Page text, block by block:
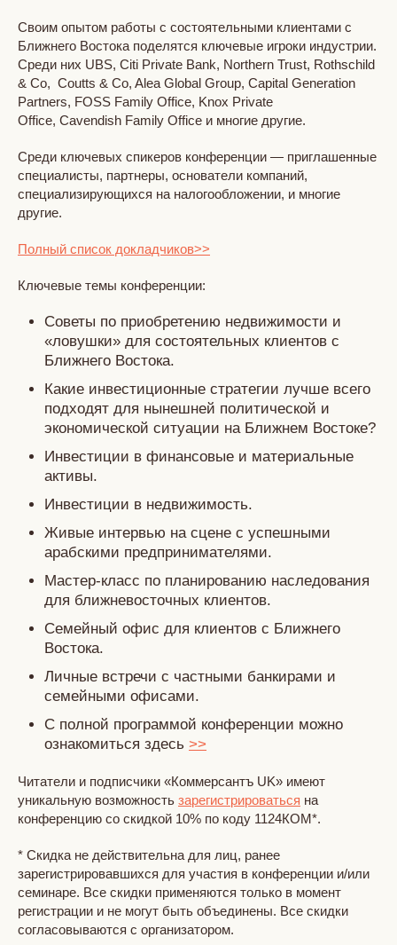
Своим опытом работы с состоятельными клиентами с
Ближнего Востока поделятся ключевые игроки индустрии.
Среди них UBS, Citi Private Bank, Northern Trust, Rothschild
& Co, Coutts & Co, Alea Global Group, Capital Generation
Partners, FOSS Family Office, Knox Private
Office, Cavendish Family Office и многие другие.
Среди ключевых спикеров конференции — приглашенные
специалисты, партнеры, основатели компаний,
специализирующихся на налогообложении, и многие
другие.
Полный список докладчиков>>
Ключевые темы конференции:
Советы по приобретению недвижимости и
«ловушки» для состоятельных клиентов с
Ближнего Востока.
Какие инвестиционные стратегии лучше всего
подходят для нынешней политической и
экономической ситуации на Ближнем Востоке?
Инвестиции в финансовые и материальные
активы.
Инвестиции в недвижимость.
Живые интервью на сцене с успешными
арабскими предпринимателями.
Мастер-класс по планированию наследования
для ближневосточных клиентов.
Семейный офис для клиентов с Ближнего
Востока.
Личные встречи с частными банкирами и
семейными офисами.
С полной программой конференции можно
ознакомиться здесь >>
Читатели и подписчики «Коммерсантъ UK» имеют
уникальную возможность зарегистрироваться на
конференцию со скидкой 10% по коду 1124КОМ*.
* Скидка не действительна для лиц, ранее
зарегистрировавшихся для участия в конференции и/или
семинаре. Все скидки применяются только в момент
регистрации и не могут быть объединены. Все скидки
согласовываются с организатором.